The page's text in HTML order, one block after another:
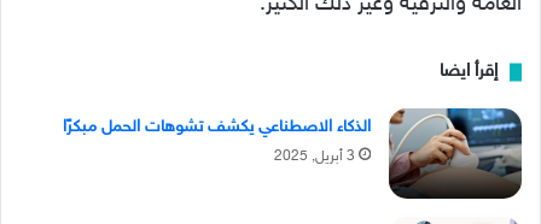
إقرأ ايضا
الذكاء الاصطناعي يكشف تشوهات الحمل مبكرًا
3 أبريل, 2025